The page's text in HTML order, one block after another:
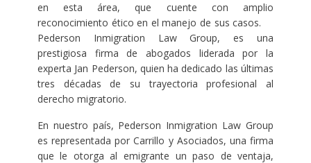
en esta área, que cuente con amplio
reconocimiento ético en el manejo de sus casos.
Pederson Inmigration Law Group, es una
prestigiosa firma de abogados liderada por la
experta Jan Pederson, quien ha dedicado las últimas
tres décadas de su trayectoria profesional al
derecho migratorio.
En nuestro país, Pederson Inmigration Law Group
es representada por Carrillo y Asociados, una firma
que le otorga al emigrante un paso de ventaja,